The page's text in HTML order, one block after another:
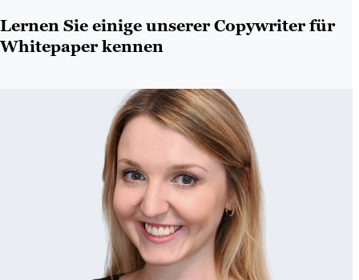
Lernen Sie einige unserer Copywriter für
Whitepaper kennen